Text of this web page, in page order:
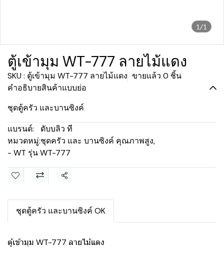
1/1
ตู้เข้ามุม WT-777 ลายไม้แดง
SKU : ตู้เข้ามุม WT-777 ลายไม้แดง ขายแล้ว 0 ชิ้น
คำอธิบายสินค้าแบบย่อ
ชุดตู้ครัว และบานซิงค์
แบรนด์:
ดับบลิว ที
หมวดหมู่:ชุดครัว และ บานซิงค์ คุณภาพสูง,
- WT รุ่น WT-777
แชร์
ชุดตู้ครัว และบานซิงค์ OK
ตู้เข้ามุม WT-777 ลายไม้แดง